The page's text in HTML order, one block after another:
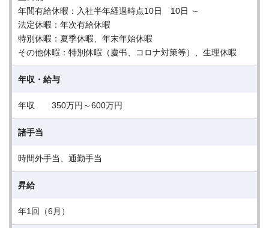
年間有給休暇：入社半年経過時点10日 10日 ～
法定休暇：年次有給休暇
特別休暇：夏季休暇、年末年始休暇
その他休暇：特別休暇（慶弔、コロナ対策等）、生理休暇
年収・給与
年収 350万円～600万円
諸手当
時間外手当、通勤手当
昇給
年1回（6月）